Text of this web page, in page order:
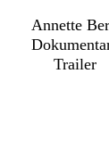
Annette
Trailer